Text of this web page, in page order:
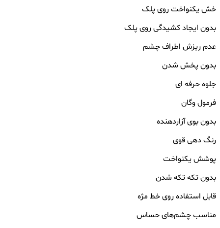
خش یکنواخت روی پلک
بدون ایجاد کشیدگی روی پلک
عدم ریزش اطراف چشم
بدون پخش شدن
جلوه حرفه ای
فرمول وگان
بدون بوی آزاردهنده
رنگ دهی قوی
پوشش یکنواخت
بدون تکه تکه شدن
قابل استفاده روی خط مژه
مناسب چشم‌های حساس